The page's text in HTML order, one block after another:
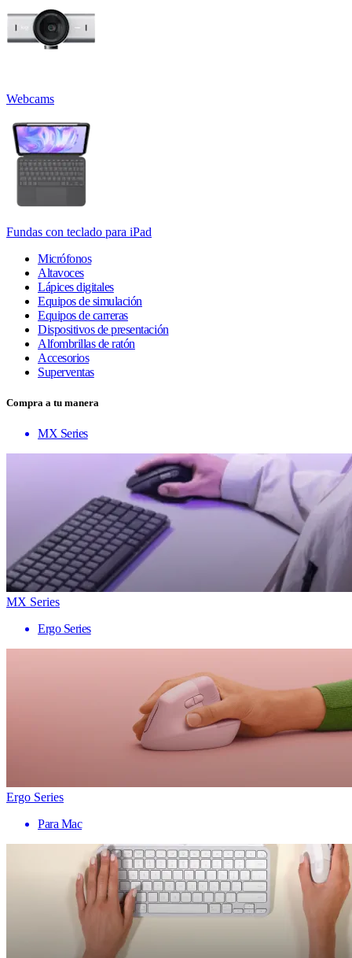
Webcams
Fundas con teclado para iPad
Micrófonos
Altavoces
Lápices digitales
Equipos de simulación
Equipos de carreras
Dispositivos de presentación
Alfombrillas de ratón
Accesorios
Superventas
Compra a tu manera
MX Series
MX Series
Ergo Series
Ergo Series
Para Mac